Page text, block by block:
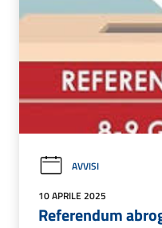
AVVISI
10 APRILE 2025
Referendum